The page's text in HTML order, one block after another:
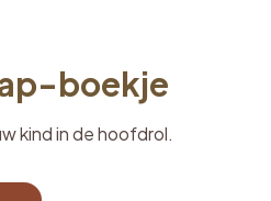
boekje
kind in de hoofdrol.